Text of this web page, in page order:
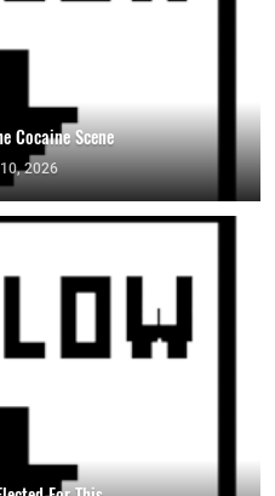
Cocaine Scene
2026